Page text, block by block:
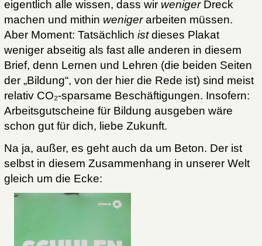
eigentlich alle wissen, dass wir wenigerDreck
machen und mithin wenigerarbeiten müssen.
Aber Moment: Tatsächlich istdieses Plakat
weniger abseitig als fast alle anderen in diesem
Brief, denn Lernen und Lehren (die beiden Seiten
der „Bildung“, von der hier die Rede ist) sind meist
relativ CO₂-sparsame Beschäftigungen. Insofern:
Arbeitsgutscheine für Bildung ausgeben wäre
schon gut für dich, liebe Zukunft.
Na ja, außer, es geht auch da um Beton. Der ist
selbst in diesem Zusammenhang in unserer Welt
gleich um die Ecke: